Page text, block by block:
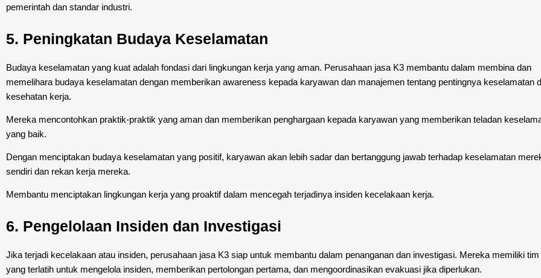
pemerintah dan standar industri.
5. Peningkatan Budaya Keselamatan
Budaya keselamatan yang kuat adalah fondasi dari lingkungan kerja yang aman. Perusahaan jasa K3 membantu dalam membina dan
memelihara budaya keselamatan dengan memberikan awareness kepada karyawan dan manajemen tentang pentingnya keselamatan
kesehatan kerja.
Mereka mencontohkan praktik-praktik yang aman dan memberikan penghargaan kepada karyawan yang memberikan teladan
yang baik.
Dengan menciptakan budaya keselamatan yang positif, karyawan akan lebih sadar dan bertanggung jawab terhadap keselamatan
sendiri dan rekan kerja mereka.
Membantu menciptakan lingkungan kerja yang proaktif dalam mencegah terjadinya insiden kecelakaan kerja.
6. Pengelolaan Insiden dan Investigasi
Jika terjadi kecelakaan atau insiden, perusahaan jasa K3 siap untuk membantu dalam penanganan dan investigasi. Mereka memiliki tim
yang terlatih untuk mengelola insiden, memberikan pertolongan pertama, dan mengoordinasikan evakuasi jika diperlukan.